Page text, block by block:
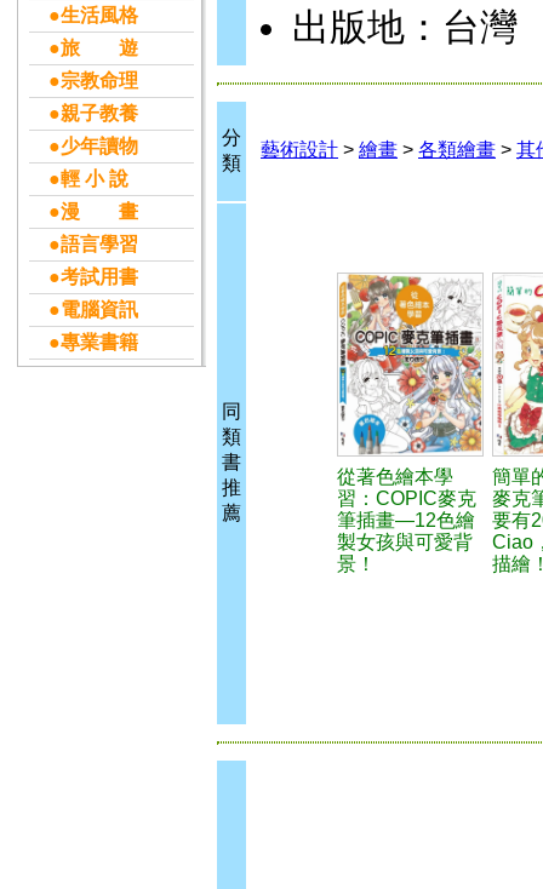
●生活風格
●旅 遊
●宗教命理
●親子教養
●少年讀物
●輕 小 說
●漫 畫
●語言學習
●考試用書
●電腦資訊
●專業書籍
出版地：台灣
分
類
藝術設計 > 繪畫 > 各類繪畫 > 其
同
類
書
推
薦
從著色繪本學
習：COPIC麥克
筆插畫—12色繪
製女孩與可愛背
景！
簡單
麥克
要有
Ciao
描繪